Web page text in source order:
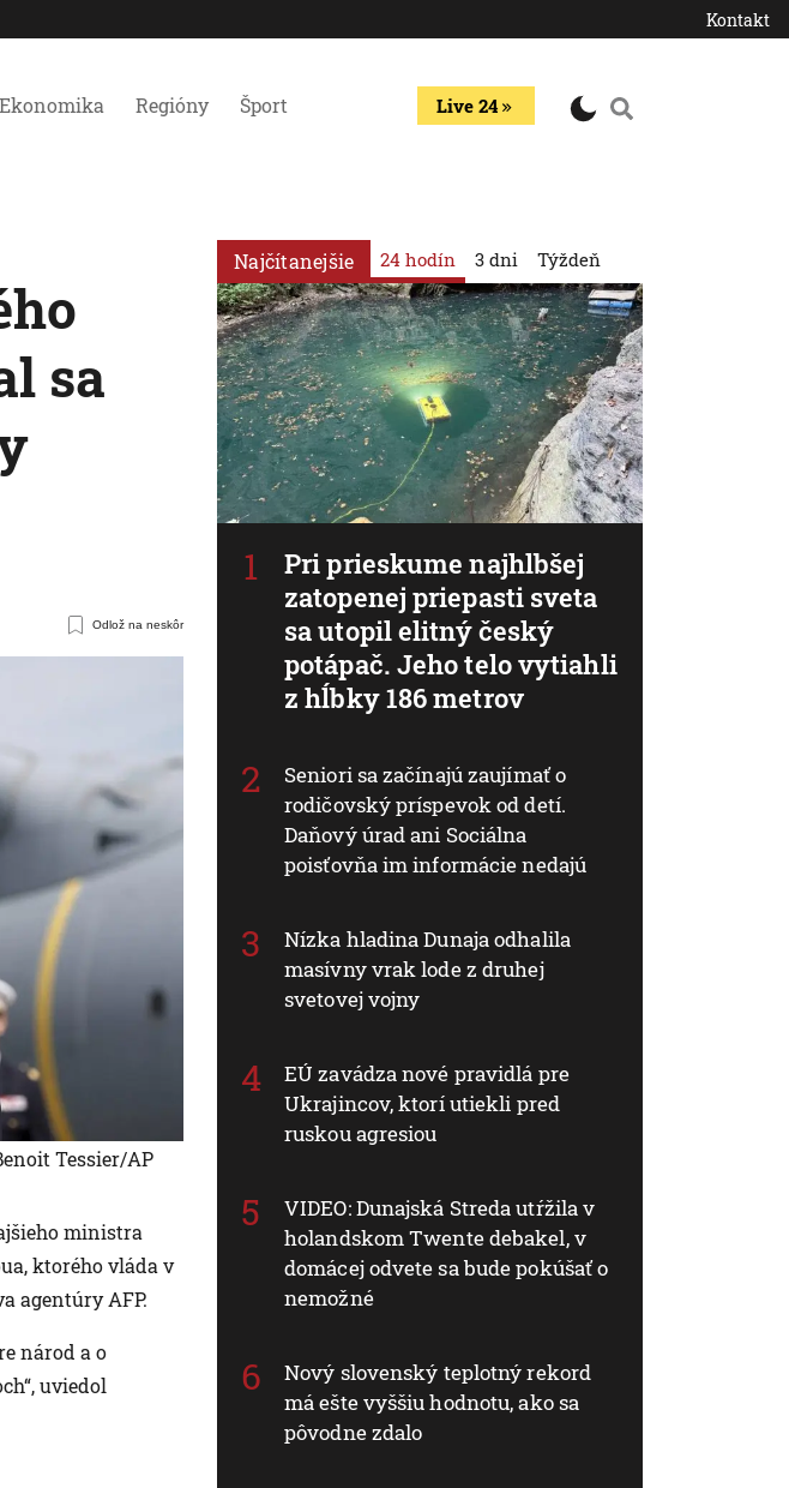
Kontakt
Ekonomika Regióny Šport Live 24
sa
Odlož na neskôr
Tessier/AP
ministra
ktorého vláda v
agentúry AFP.
národ a o
uviedol
Najčítanejšie 24 hodín
Pri prieskume najhlbšej
zatopenej priepasti sveta
sa utopil elitný český
potápač. Jeho telo vytiahli
z hĺbky 186 metrov
Seniori sa začínajú zaujímať o
rodičovský príspevok od detí.
Daňový úrad ani Sociálna
poisťovňa im informácie nedajú
Nízka hladina Dunaja odhalila
masívny vrak lode z druhej
svetovej vojny
EÚ zavádza nové pravidlá pre
Ukrajincov, ktorí utiekli pred
ruskou agresiou
VIDEO: Dunajská Streda utŕžila v
holandskom Twente debakel, v
domácej odvete sa bude pokúšať o
nemožné
Nový slovenský teplotný rekord
má ešte vyššiu hodnotu, ako sa
pôvodne zdalo
3 dni Týždeň